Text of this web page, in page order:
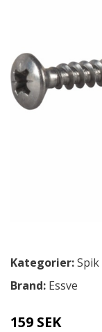
Kategorier:
Brand: Essve
159 SEK